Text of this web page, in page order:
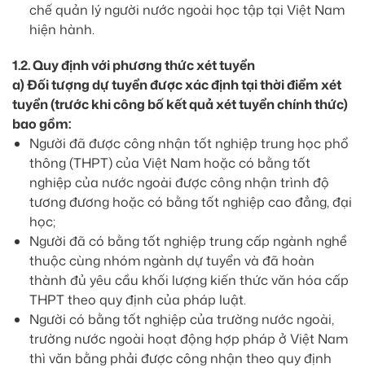
chế quản lý người nước ngoài học tập tại Việt Nam
hiện hành.
1.2. Quy định với phương thức xét tuyển
a) Đối tượng dự tuyển được xác định tại thời điểm xét
tuyển (trước khi công bố kết quả xét tuyển chính thức)
bao gồm:
Người đã được công nhận tốt nghiệp trung học phổ
thông (THPT) của Việt Nam hoặc có bằng tốt
nghiệp của nước ngoài được công nhận trình độ
tương đương hoặc có bằng tốt nghiệp cao đẳng, đại
học;
Người đã có bằng tốt nghiệp trung cấp ngành nghề
thuộc cùng nhóm ngành dự tuyển và đã hoàn
thành đủ yêu cầu khối lượng kiến thức văn hóa cấp
THPT theo quy định của pháp luật.
Người có bằng tốt nghiệp của trường nước ngoài,
trường nước ngoài hoạt động hợp pháp ở Việt Nam
thì văn bằng phải được công nhận theo quy định